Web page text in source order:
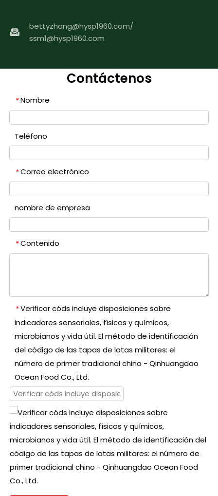
bettyzhang@hysp1960.com/
ssm1@hysp1960.com
Contáctenos
* Nombre
Teléfono
* Correo electrónico
nombre de empresa
* Contenido
* Verificar códs incluye disposiciones sobre
indicadores sensoriales, físicos y químicos,
microbianos y vida útil. El método de identificación
del código de las tapas de latas militares: el
número de primer tradicional chino - Qinhuangdao
Ocean Food Co., Ltd.